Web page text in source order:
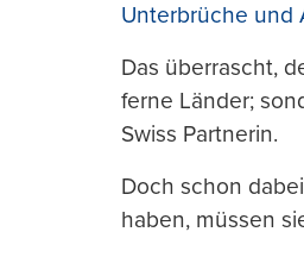
Unterbrüche und
Das überrascht,
ferne Länder;
Swiss Partnerin.
Doch schon
haben, müssen